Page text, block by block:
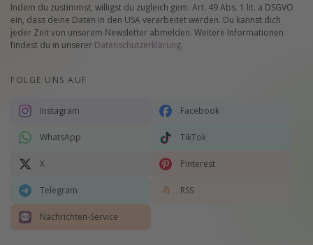
Indem du zustimmst, willigst du zugleich gem. Art. 49 Abs. 1 lit. a DSGVO
ein, dass deine Daten in den USA verarbeitet werden. Du kannst dich
jeder Zeit von unserem Newsletter abmelden. Weitere Informationen
findest du in unserer Datenschutzerklärung.
FOLGE UNS AUF
Instagram Facebook
WhatsApp TikTok
X Pinterest
Telegram RSS
Nachrichten-Service